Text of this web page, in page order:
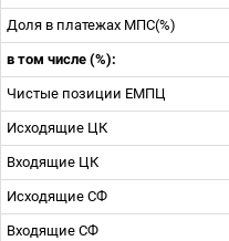
Доля в платежах МПС(%)
в том числе (%):
Чистые позиции ЕМПЦ
Исходящие ЦК
Входящие ЦК
Исходящие СФ
Входящие СФ